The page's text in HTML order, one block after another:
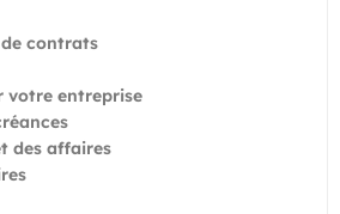
contrats
votre entreprise
des affaires